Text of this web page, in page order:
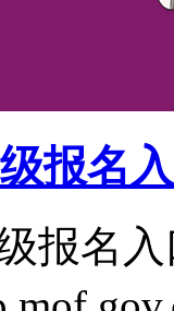
报名
报名